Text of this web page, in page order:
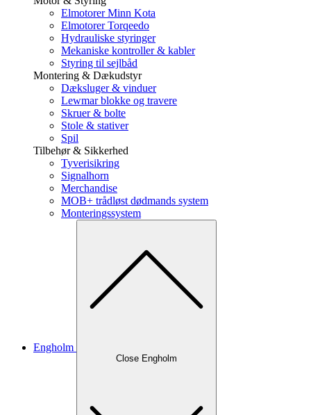
Elmotorer Minn Kota
Elmotorer Torqeedo
Hydrauliske styringer
Mekaniske kontroller & kabler
Styring til sejlbåd
Montering & Dækudstyr
Dæksluger & vinduer
Lewmar blokke og travere
Skruer & bolte
Stole & stativer
Spil
Tilbehør & Sikkerhed
Tyverisikring
Signalhorn
Merchandise
MOB+ trådløst dødmands system
Monteringssystem
Engholm
Close Engholm